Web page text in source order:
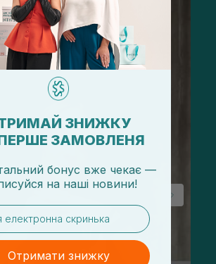
ЗНИЖКУ
ЗАМОВЛЕНЯ
бонус вже чекає —
на наші новини!
Отримати знижку